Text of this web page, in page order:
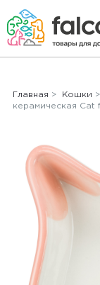
Главная > Кошки
керамическая Cat